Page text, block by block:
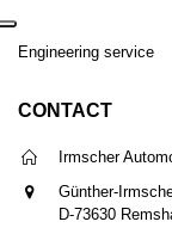
Engineering service
CONTACT
Irmscher
Günther-
D-73630